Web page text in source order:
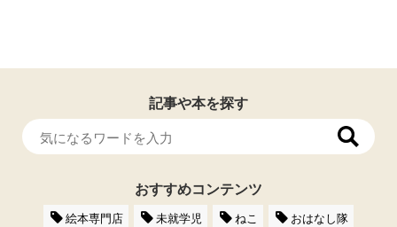
記事や本を探す
おすすめコンテンツ
絵本専門店 未就学児 ねこ
おはなし隊